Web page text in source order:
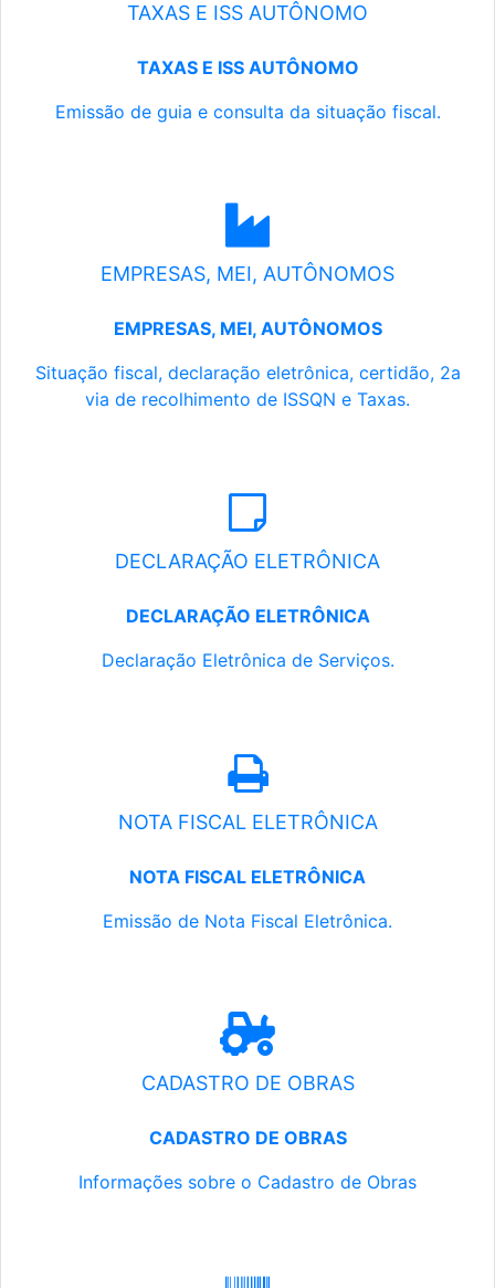
TAXAS E ISS AUTÔNOMO
TAXAS E ISS AUTÔNOMO
Emissão de guia e consulta da situação fiscal.
EMPRESAS, MEI, AUTÔNOMOS
EMPRESAS, MEI, AUTÔNOMOS
Situação fiscal, declaração eletrônica, certidão, 2a
via de recolhimento de ISSQN e Taxas.
DECLARAÇÃO ELETRÔNICA
DECLARAÇÃO ELETRÔNICA
Declaração Eletrônica de Serviços.
NOTA FISCAL ELETRÔNICA
NOTA FISCAL ELETRÔNICA
Emissão de Nota Fiscal Eletrônica.
CADASTRO DE OBRAS
CADASTRO DE OBRAS
Informações sobre o Cadastro de Obras